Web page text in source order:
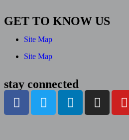
GET TO KNOW US
Site Map
Site Map
stay connected